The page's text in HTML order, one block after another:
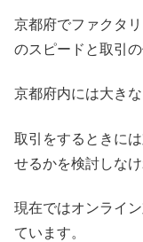
京都府でファクタ
のスピードと取引
京都府内には大き
取引をするときに
せるかを検討しな
現在ではオンライ
ています。